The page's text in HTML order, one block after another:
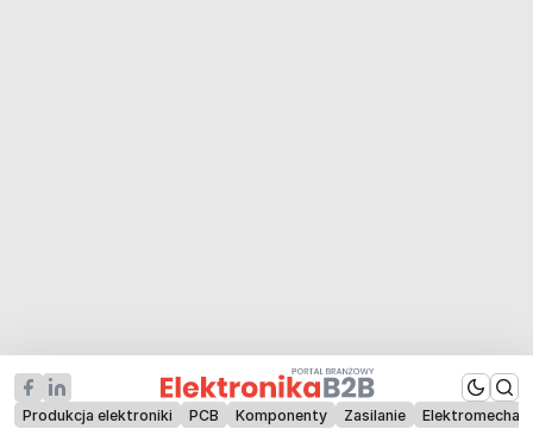
Produkcja elektroniki PCB Komponenty Zasilanie